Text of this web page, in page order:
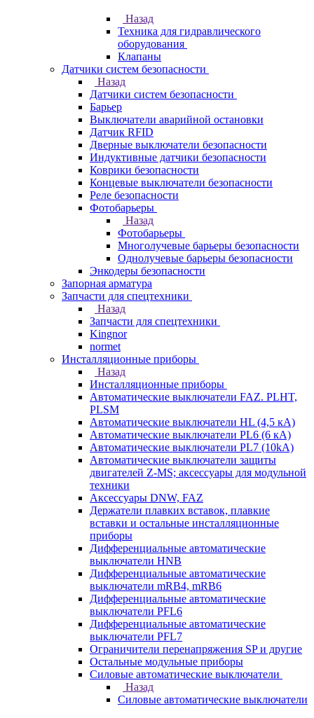
Назад
Техника для гидравлического
оборудования
Клапаны
Датчики систем безопасности
Назад
Датчики систем безопасности
Барьер
Выключатели аварийной остановки
Датчик RFID
Дверные выключатели безопасности
Индуктивные датчики безопасности
Коврики безопасности
Концевые выключатели безопасности
Реле безопасности
Фотобарьеры
Назад
Фотобарьеры
Многолучевые барьеры безопасности
Однолучевые барьеры безопасности
Энкодеры безопасности
Запорная арматура
Запчасти для спецтехники
Назад
Запчасти для спецтехники
Kingnor
normet
Инсталляционные приборы
Назад
Инсталляционные приборы
Автоматические выключатели FAZ. PLHT,
PLSM
Автоматические выключатели HL (4,5 кА)
Автоматические выключатели PL6 (6 кА)
Автоматические выключатели PL7 (10kA)
Автоматические выключатели защиты
двигателей Z-MS; аксессуары для модульной
техники
Аксессуары DNW, FAZ
Держатели плавких вставок, плавкие
вставки и остальные инсталляционные
приборы
Дифференциальные автоматические
выключатели HNB
Дифференциальные автоматические
выключатели mRB4, mRB6
Дифференциальные автоматические
выключатели PFL6
Дифференциальные автоматические
выключатели PFL7
Ограничители перенапряжения SP и другие
Остальные модульные приборы
Силовые автоматические выключатели
Назад
Силовые автоматические выключатели